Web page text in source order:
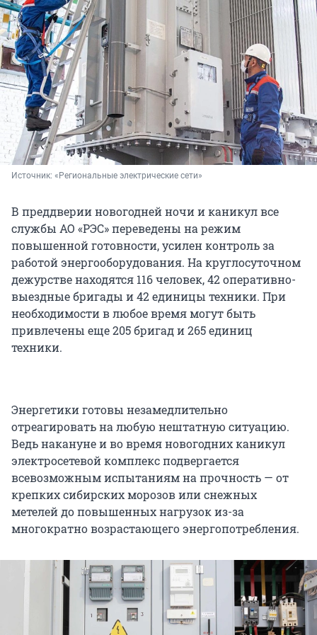
Источник: «Региональные электрические сети»
В преддверии новогодней ночи и каникул все
службы АО «РЭС» переведены на режим
повышенной готовности, усилен контроль за
работой энергооборудования. На круглосуточном
дежурстве находятся 116 человек, 42 оперативно-
выездные бригады и 42 единицы техники. При
необходимости в любое время могут быть
привлечены еще 205 бригад и 265 единиц
техники.
Энергетики готовы незамедлительно
отреагировать на любую нештатную ситуацию.
Ведь накануне и во время новогодних каникул
электросетевой комплекс подвергается
всевозможным испытаниям на прочность — от
крепких сибирских морозов или снежных
метелей до повышенных нагрузок из-за
многократно возрастающего энергопотребления.